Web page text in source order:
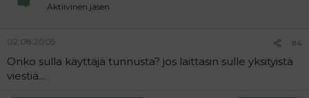
Aktiivinen jäsen
02.08.2005 #4
Onko sulla käyttäjä tunnusta? jos laittasin sulle yksityistä
viestiä....